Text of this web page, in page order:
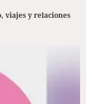
viajes y relaciones